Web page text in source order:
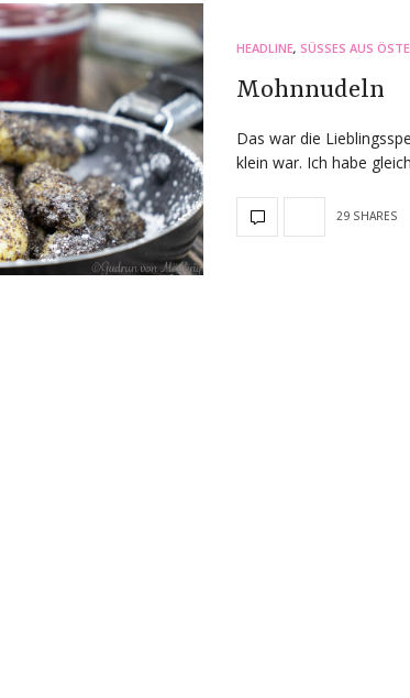
HEADLINE, SÜSSES AUS
Mohnnudeln
Das war die
klein war. Ich habe
29 SHARES